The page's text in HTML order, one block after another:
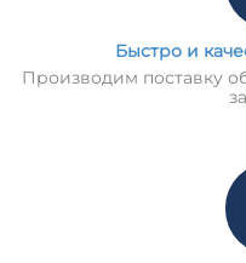
Быстро и
Производим поставку